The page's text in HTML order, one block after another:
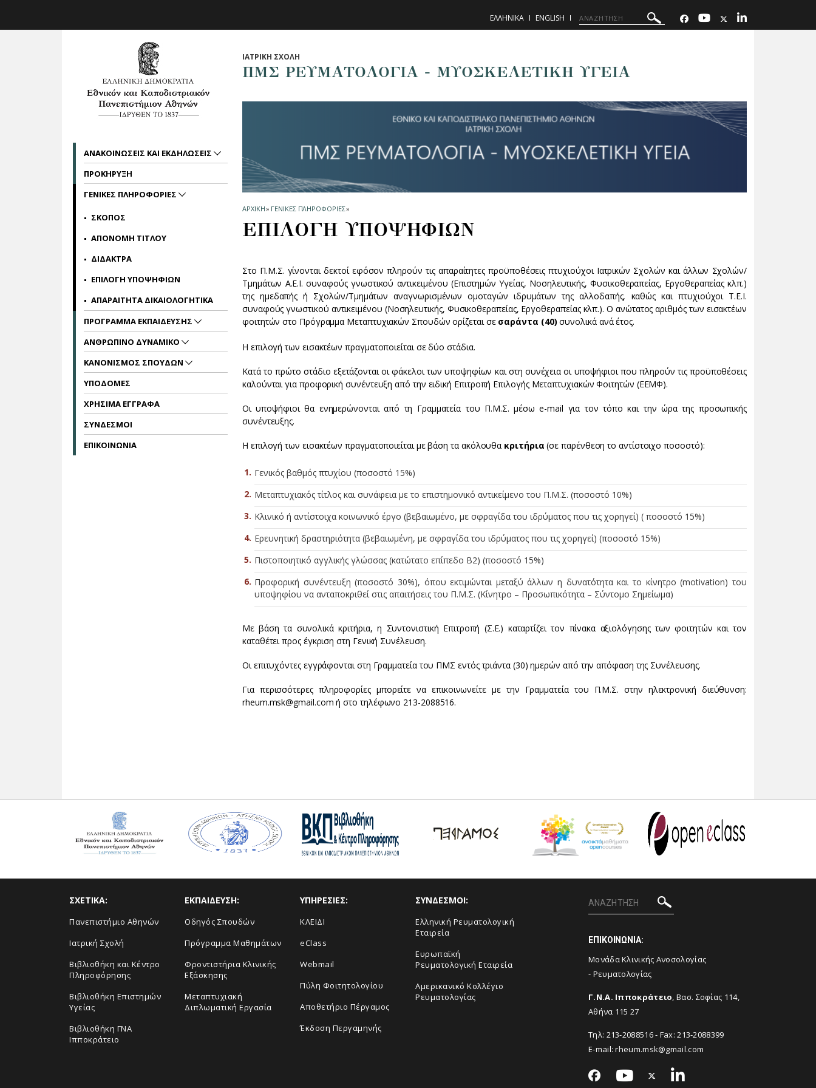
ΕΛΛΗΝΙΚΑ ENGLISH
ΙΑΤΡΙΚΗ ΣΧΟΛΗ
ΠΜΣ ΡΕΥΜΑΤΟΛΟΓΙΑ - ΜΥΟΣΚΕΛΕΤΙΚΗ ΥΓΕΙΑ
ΑΡΧΙΚΗ» ΓΕΝΙΚΕΣ ΠΛΗΡΟΦΟΡΙΕΣ»
ΕΠΙΛΟΓΗ ΥΠΟΨΗΦΙΩΝ
Στο Π.Μ.Σ. γίνονται δεκτοί εφόσον πληρούν τις απαραίτητες προϋποθέσεις πτυχιούχοι Ιατρικών Σχολών και άλλων Σχολών/
Τμημάτων Α.Ε.Ι. συναφούς γνωστικού αντικειμένου (Επιστημών Υγείας, Νοσηλευτικής, Φυσικοθεραπείας, Εργοθεραπείας κλπ.)
της ημεδαπής ή Σχολών/Τμημάτων αναγνωρισμένων ομοταγών ιδρυμάτων της αλλοδαπής, καθώς και πτυχιούχοι Τ.Ε.Ι.
συναφούς γνωστικού αντικειμένου (Νοσηλευτικής, Φυσικοθεραπείας, Εργοθεραπείας κλπ.). Ο ανώτατος αριθμός των εισακτέων
φοιτητών στο Πρόγραμμα Μεταπτυχιακών Σπουδών ορίζεται σε σαράντα (40) συνολικά ανά έτος.
Η επιλογή των εισακτέων πραγματοποιείται σε δύο στάδια.
Κατά το πρώτο στάδιο εξετάζονται οι φάκελοι των υποψηφίων και στη συνέχεια οι υποψήφιοι που πληρούν τις προϋποθέσεις
καλούνται για προφορική συνέντευξη από την ειδική Επιτροπή Επιλογής Μεταπτυχιακών Φοιτητών (ΕΕΜΦ).
Οι υποψήφιοι θα ενημερώνονται από τη Γραμματεία του Π.Μ.Σ. μέσω e-mail για τον τόπο και την ώρα της προσωπικής
συνέντευξης.
Η επιλογή των εισακτέων πραγματοποιείται με βάση τα ακόλουθα κριτήρια(σε παρένθεση το αντίστοιχο ποσοστό):
Γενικός βαθμός πτυχίου (ποσοστό 15%)
Μεταπτυχιακός τίτλος και συνάφεια με το επιστημονικό αντικείμενο του Π.Μ.Σ. (ποσοστό 10%)
Κλινικό ή αντίστοιχα κοινωνικό έργο (βεβαιωμένο, με σφραγίδα του ιδρύματος που τις χορηγεί) ( ποσοστό 15%)
Ερευνητική δραστηριότητα (βεβαιωμένη, με σφραγίδα του ιδρύματος που τις χορηγεί) (ποσοστό 15%)
Πιστοποιητικό αγγλικής γλώσσας (κατώτατο επίπεδο Β2) (ποσοστό 15%)
Προφορική συνέντευξη (ποσοστό 30%), όπου εκτιμώνται μεταξύ άλλων η δυνατότητα και το κίνητρο (motivation) του
υποψηφίου να ανταποκριθεί στις απαιτήσεις του Π.Μ.Σ. (Κίνητρο – Προσωπικότητα – Σύντομο Σημείωμα)
Με βάση τα συνολικά κριτήρια, η Συντονιστική Επιτροπή (Σ.Ε.) καταρτίζει τον πίνακα αξιολόγησης των φοιτητών και τον
καταθέτει προς έγκριση στη Γενική Συνέλευση.
Οι επιτυχόντες εγγράφονται στη Γραμματεία του ΠΜΣ εντός τριάντα (30) ημερών από την απόφαση της Συνέλευσης.
Για περισσότερες πληροφορίες μπορείτε να επικοινωνείτε με την Γραμματεία του Π.Μ.Σ. στην ηλεκτρονική διεύθυνση:
rheum.msk@gmail.com ή στο τηλέφωνο 213-2088516.
ΑΝΑΚΟΙΝΩΣΕΙΣ ΚΑΙ ΕΚΔΗΛΩΣΕΙΣ
ΠΡΟΚΗΡΥΞΗ
ΓΕΝΙΚΕΣ ΠΛΗΡΟΦΟΡΙΕΣ
ΣΚΟΠΟΣ
ΑΠΟΝΟΜΗ ΤΙΤΛΟΥ
ΔΙΔΑΚΤΡΑ
ΕΠΙΛΟΓΗ ΥΠΟΨΗΦΙΩΝ
ΑΠΑΡΑΙΤΗΤΑ ΔΙΚΑΙΟΛΟΓΗΤΙΚΑ
ΠΡΟΓΡΑΜΜΑ ΕΚΠΑΙΔΕΥΣΗΣ
ΑΝΘΡΩΠΙΝΟ ΔΥΝΑΜΙΚΟ
ΚΑΝΟΝΙΣΜΟΣ ΣΠΟΥΔΩΝ
ΥΠΟΔΟΜΕΣ
ΧΡΗΣΙΜΑ ΕΓΓΡΑΦΑ
ΣΥΝΔΕΣΜΟΙ
ΕΠΙΚΟΙΝΩΝΙΑ
ΣΧΕΤΙΚΑ:
Πανεπιστήμιο Αθηνών
Ιατρική Σχολή
Βιβλιοθήκη και Κέντρο
Πληροφόρησης
Βιβλιοθήκη Επιστημών
Υγείας
Βιβλιοθήκη ΓΝΑ
Ιπποκράτειο
ΕΚΠΑΙΔΕΥΣΗ:
Οδηγός Σπουδών
Πρόγραμμα Μαθημάτων
Φροντιστήρια Κλινικής
Εξάσκησης
Μεταπτυχιακή
Διπλωματική Εργασία
ΥΠΗΡΕΣΙΕΣ:
ΚΛΕΙΔΙ
eClass
Webmail
Πύλη Φοιτητολογίου
Αποθετήριο Πέργαμος
Έκδοση Περγαμηνής
ΣΥΝΔΕΣΜΟΙ:
Ελληνική Ρευματολογική
Εταιρεία
Ευρωπαϊκή
Ρευματολογική Εταιρεία
Aμερικανικό Κολλέγιο
Ρευματολογίας
ΕΠΙΚΟΙΝΩΝΙΑ:
Μονάδα Κλινικής Ανοσολογίας
- Ρευματολογίας
Γ.Ν.Α. Ιπποκράτειο, Βασ. Σοφίας 114,
Αθήνα 115 27
Τηλ: 213-2088516- Fax:213-2088399
E-mail:rheum.msk@gmail.com